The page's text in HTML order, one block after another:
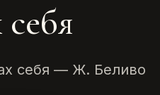
себя — Ж. Беливо